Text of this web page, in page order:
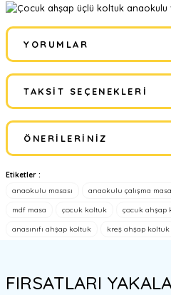
YORUMLAR
gerçekten çok kullanışlı
Laylay Toys | 12/01/2013
Yorum Yaz
TAKSIT SEÇENEKLERI
ÖNERILERINIZ
Bu ürünün fiyat bilgisi, resim, ürün
konularda yetersiz gördüğünüz
tarafımıza iletebilirsiniz.
Ürün açıklamasında eksik bilgiler
Etiketler :
anaokulu masası
anaokulu çalışma
mdf masa çocuk koltuk çocuk ahşap
anasınıfı ahşap koltuk kreş ahşap koltuk
FIRSATLARI